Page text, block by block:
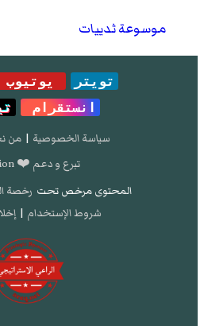
موسوعة ثدييات
تويتر يوتيوب
انستقرام
سياسة الخصوصية | من
تبرع و دعم ❤️ donation
المحتوى مرخص تحت رخصة
شروط الإستخدام |